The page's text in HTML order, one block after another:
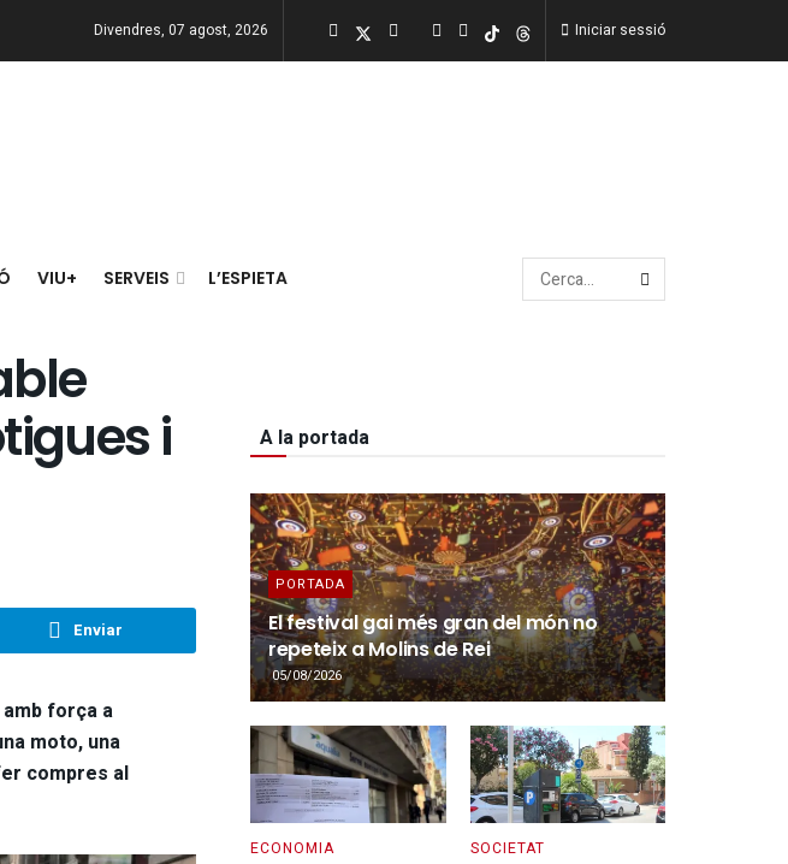
Divendres, 07 agost, 2026 Iniciar sessió
VIU+ SERVEIS L’ESPIETA
i
Enviar
força a
moto, una
compres al
A la portada
PORTADA
El festival gai més gran del món no
repeteix a Molins de Rei
05/08/2026
ECONOMIA SOCIETAT